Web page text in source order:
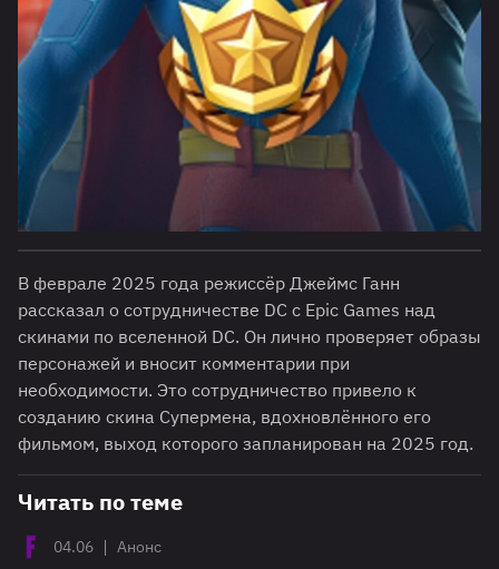
В феврале 2025 года режиссёр Джеймс Ганн
рассказал о сотрудничестве DC с Epic Games над
скинами по вселенной DC. Он лично проверяет образы
персонажей и вносит комментарии при
необходимости. Это сотрудничество привело к
созданию скина Супермена, вдохновлённого его
фильмом, выход которого запланирован на 2025 год.
Читать по теме
04.06 | Анонс